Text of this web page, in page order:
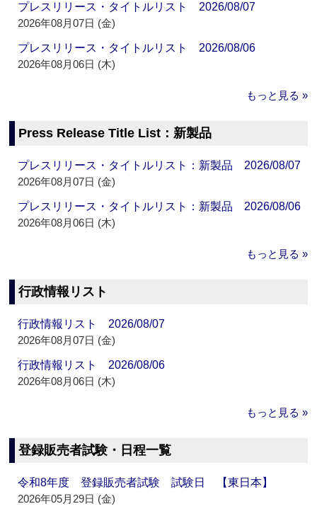
プレスリリース・タイトルリスト 2026/08/07
2026年08月07日 (金)
プレスリリース・タイトルリスト 2026/08/06
2026年08月06日 (木)
もっと見る »
Press Release Title List：新製品
プレスリリース・タイトルリスト：新製品 2026/08/07
2026年08月07日 (金)
プレスリリース・タイトルリスト：新製品 2026/08/06
2026年08月06日 (木)
もっと見る »
行政情報リスト
行政情報リスト 2026/08/07
2026年08月07日 (金)
行政情報リスト 2026/08/06
2026年08月06日 (木)
もっと見る »
登録販売者試験・日程一覧
令和8年度 登録販売者試験 試験日 【東日本】
2026年05月29日 (金)